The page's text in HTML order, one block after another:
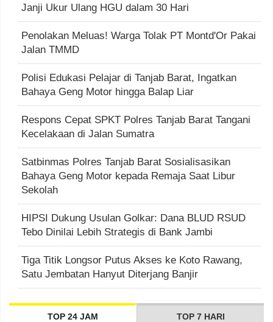
Janji Ukur Ulang HGU dalam 30 Hari
Penolakan Meluas! Warga Tolak PT Montd'Or Pakai
Jalan TMMD
Polisi Edukasi Pelajar di Tanjab Barat, Ingatkan
Bahaya Geng Motor hingga Balap Liar
Respons Cepat SPKT Polres Tanjab Barat Tangani
Kecelakaan di Jalan Sumatra
Satbinmas Polres Tanjab Barat Sosialisasikan
Bahaya Geng Motor kepada Remaja Saat Libur
Sekolah
HIPSI Dukung Usulan Golkar: Dana BLUD RSUD
Tebo Dinilai Lebih Strategis di Bank Jambi
Tiga Titik Longsor Putus Akses ke Koto Rawang,
Satu Jembatan Hanyut Diterjang Banjir
TOP 24 JAM TOP 7 HARI